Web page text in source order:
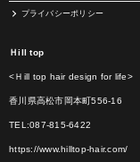
プライバシーポリシー
Ｈill top
<Ｈill top hair design for life>
香川県高松市岡本町556-16
TEL:087-815-6422
https://www.hilltop-hair.com/